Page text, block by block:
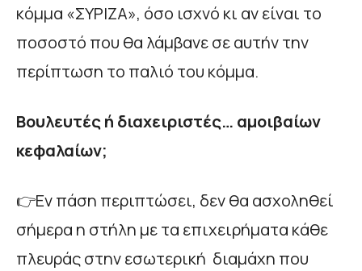
κόμμα «ΣΥΡΙΖΑ», όσο ισχνό κι αν είναι το
ποσοστό που θα λάμβανε σε αυτήν την
περίπτωση το παλιό του κόμμα.
Βουλευτές ή διαχειριστές… αμοιβαίων
κεφαλαίων;
👉Εν πάση περιπτώσει, δεν θα ασχοληθεί
σήμερα η στήλη με τα επιχειρήματα κάθε
πλευράς στην εσωτερική διαμάχη που